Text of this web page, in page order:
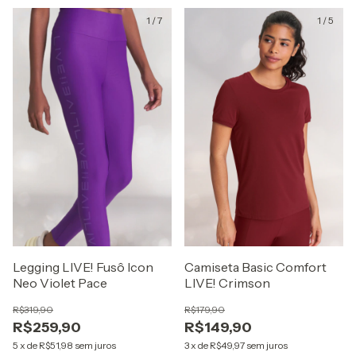
1 /7
Legging LIVE! Fusô Icon
Neo Violet Pace
R$259,90
R$319,90
5 x de R$51,98 sem juros
1 /5
Camiseta Basic Comfort
LIVE! Crimson
R$149,90
R$179,90
3x de R$49,97 sem juros